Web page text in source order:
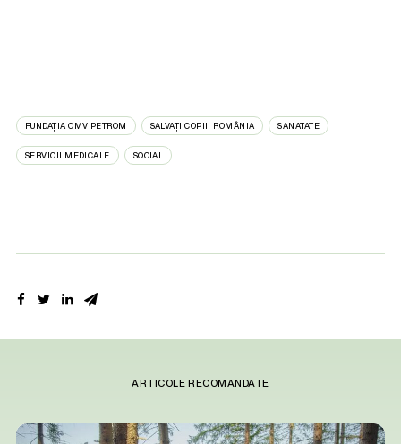
FUNDAȚIA OMV PETROM SALVAȚI COPIII ROMÂNIA SANATATE
SERVICII MEDICALE SOCIAL
ARTICOLE RECOMANDATE